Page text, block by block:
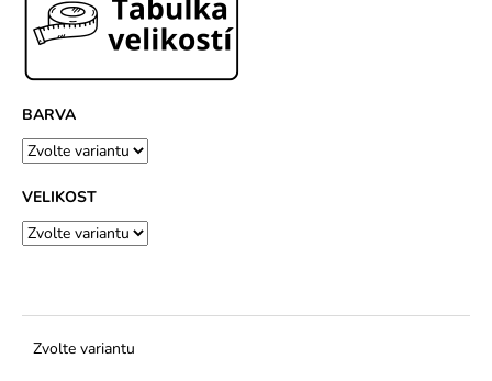
BARVA
VELIKOST
Zvolte variantu